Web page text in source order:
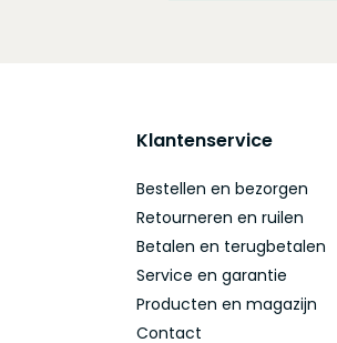
Klantenservice
Bestellen en bezorgen
Retourneren en ruilen
Betalen en terugbetalen
Service en garantie
Producten en magazijn
Contact